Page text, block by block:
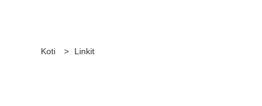
Koti > Linkit